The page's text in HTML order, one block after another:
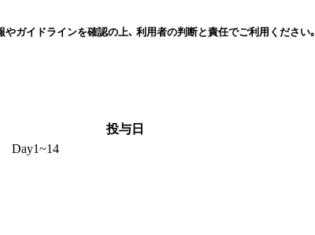
ガイドラインを確認の上､ 利用者の判断と責任でご利用ください｡
投与日
Day1~14